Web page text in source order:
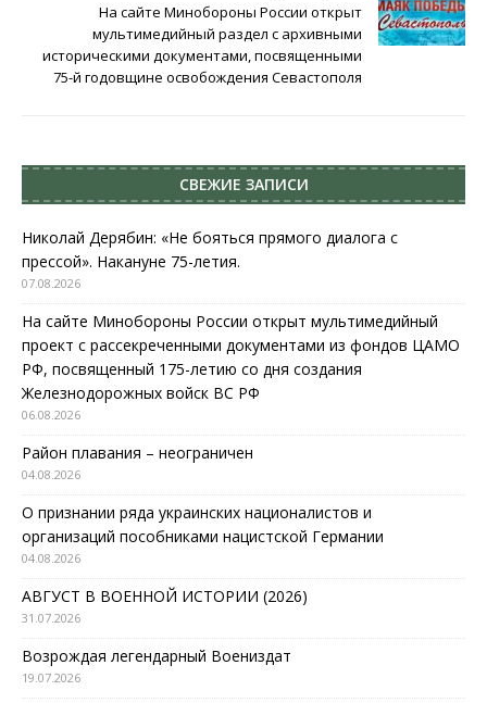
На сайте Минобороны России открыт
мультимедийный раздел с архивными
историческими документами, посвященными
75-й годовщине освобождения Севастополя
СВЕЖИЕ ЗАПИСИ
Николай Дерябин: «Не бояться прямого диалога с
прессой». Накануне 75-летия.
07.08.2026
На сайте Минобороны России открыт мультимедийный
проект с рассекреченными документами из фондов ЦАМО
РФ, посвященный 175-летию со дня создания
Железнодорожных войск ВС РФ
06.08.2026
Район плавания – неограничен
04.08.2026
О признании ряда украинских националистов и
организаций пособниками нацистской Германии
04.08.2026
АВГУСТ В ВОЕННОЙ ИСТОРИИ (2026)
31.07.2026
Возрождая легендарный Воениздат
19.07.2026